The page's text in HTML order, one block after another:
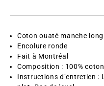
Coton ouaté manche
Encolure ronde
Fait à Montréal
Composition : 100%
Instructions d’entretien :